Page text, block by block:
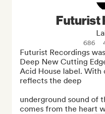
Futurist
686
Futurist Recordings
Deep New Cutting
Acid House label. With
reflects the deep
underground sound of
comes from the heart